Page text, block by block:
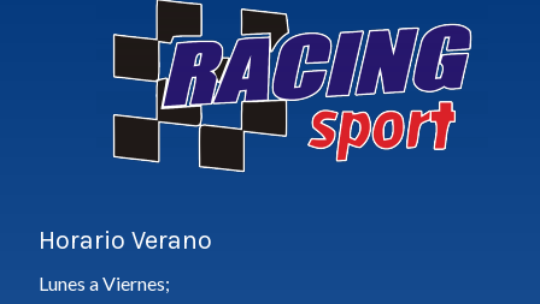
Horario Verano
Lunes a Viernes;